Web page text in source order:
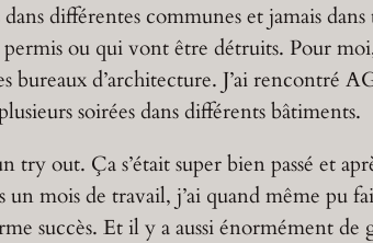
différentes communes et jamais
ou qui vont être détruits. Pour
bureaux d’architecture. J’ai rencontré
soirées dans différents bâtiments.
out. Ça s’était super bien passé et
mois de travail, j’ai quand même pu
succès. Et il y a aussi énormément de